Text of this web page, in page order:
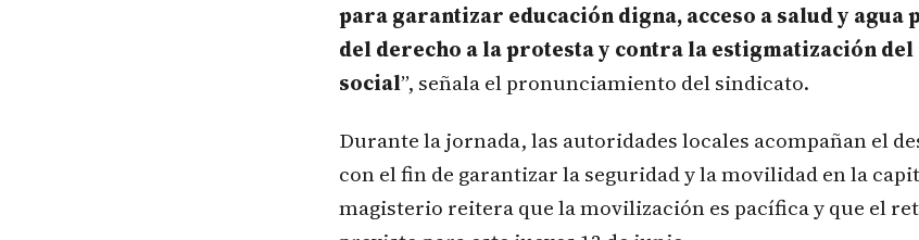
para garantizar educación digna, acceso a salud y agua
del derecho a la protesta y contra la estigmatización
social”, señala el pronunciamiento del sindicato.
Durante la jornada, las autoridades locales acompañan el
con el fin de garantizar la seguridad y la movilidad en la
magisterio reitera que la movilización es pacífica y que el